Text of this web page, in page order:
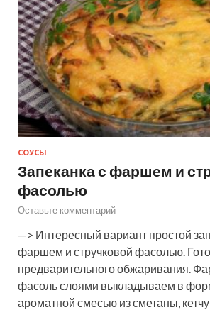
СОУСЫ
Запеканка с фаршем и
фасолью
Оставьте комментарий
—> Интересный вариант простой
фаршем и стручковой фасолью.
предварительного обжаривания.
фасоль слоями выкладываем в
ароматной смесью из сметаны,